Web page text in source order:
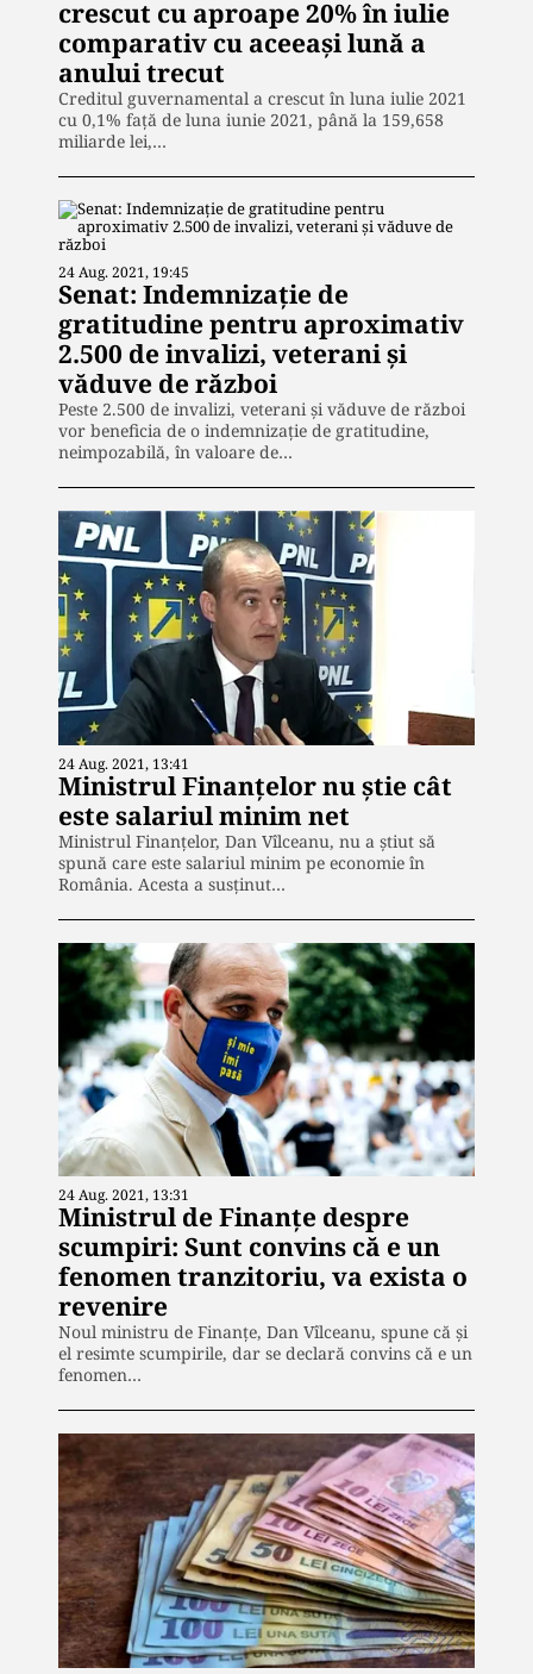
crescut cu aproape 20% în iulie
comparativ cu aceeași lună a
anului trecut
Creditul guvernamental a crescut în luna iulie 2021
cu 0,1% faţă de luna iunie 2021, până la 159,658
miliarde lei,…
24 Aug. 2021, 19:45
Senat: Indemnizație de
gratitudine pentru aproximativ
2.500 de invalizi, veterani și
văduve de război
Peste 2.500 de invalizi, veterani şi văduve de război
vor beneficia de o indemnizaţie de gratitudine,
neimpozabilă, în valoare de…
24 Aug. 2021, 13:41
Ministrul Finanțelor nu știe cât
este salariul minim net
Ministrul Finanțelor, Dan Vîlceanu, nu a știut să
spună care este salariul minim pe economie în
România. Acesta a susținut…
24 Aug. 2021, 13:31
Ministrul de Finanţe despre
scumpiri: Sunt convins că e un
fenomen tranzitoriu, va exista o
revenire
Noul ministru de Finanţe, Dan Vîlceanu, spune că şi
el resimte scumpirile, dar se declară convins că e un
fenomen…